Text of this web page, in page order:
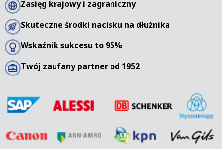
Zasięg krajowy i zagraniczny
Skuteczne środki nacisku na dłużnika
Wskaźnik sukcesu to 95%
Twój zaufany partner od 1952